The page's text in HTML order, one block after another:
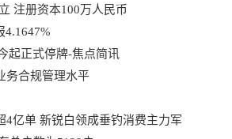
注册资本100万人民币
4.1647%
起正式停牌-焦点简讯
务合规管理水平
亿单 新锐白领成垂钓消费主力军